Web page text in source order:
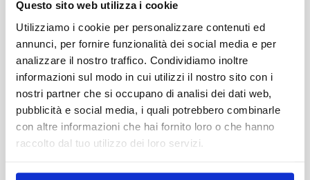
Questo sito web utilizza i cookie
Utilizziamo i cookie per personalizzare contenuti ed
annunci, per fornire funzionalità dei social media e per
analizzare il nostro traffico. Condividiamo inoltre
informazioni sul modo in cui utilizzi il nostro sito con i
nostri partner che si occupano di analisi dei dati web,
pubblicità e social media, i quali potrebbero combinarle
con altre informazioni che hai fornito loro o che hanno
raccolto dal tuo utilizzo dei loro servizi.
libertà individuale e i frequenti stati di solitudine in cui i
ragazzi si ritrovano in questo periodo hanno determinato
anche unamaggiore tendenza all’introspezione, che ha
portato gli adolescenti ad entrare in contatto con un
intenso senso di frustrazione e di impotenza
Alla luce dell’analisi delle condizioni degli
adolescenti in questo biennio 2020/2021, sarebbe
AVVISO AI PAZIENTI
Durante il mese di agosto alcuni Centri potrebbero osservare
orari ridotti o periodi di chiusura.
👉 Vi invitiamo a consultare ilcalendario completo con le
variazioni di agosto.
Grazie.